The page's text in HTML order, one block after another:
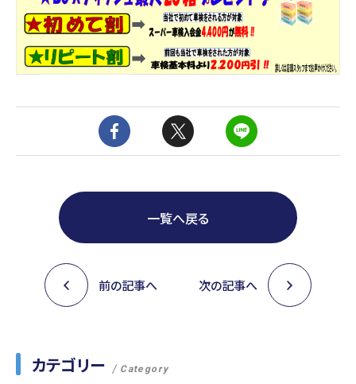
一覧へ戻る
前の記事へ 次の記事へ
カテゴリー Category